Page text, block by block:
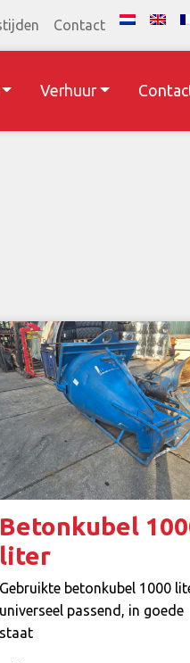
Contact
Verhuur
Betonkubel
liter
Gebruikte betonkubel 1000
universeel passend, in goede
staat